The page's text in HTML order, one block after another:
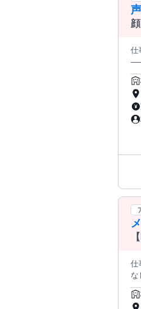
￣
授
境です 。 【
夏
でムリな
ン
場
仕事内
1
タ
んな
ど… 好きな内容でファンと交流できます♪ ●配信ノル
動サ
仕
な
け
ク